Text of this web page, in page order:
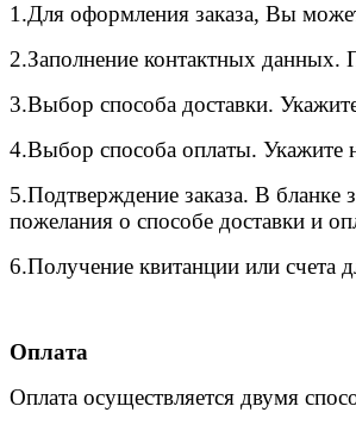
1.Для оформления заказа, Вы
2.Заполнение контактных данных.
3.Выбор способа доставки.
4.Выбор способа оплаты. Укажите
5.Подтверждение заказа. В бланке
пожелания о способе доставки и
6.Получение квитанции или счета
Оплата
Оплата осуществляется двумя